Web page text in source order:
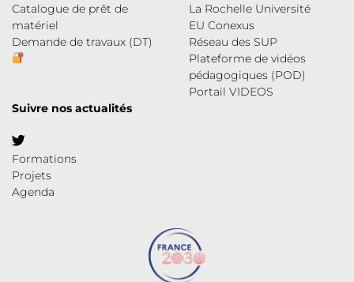
Catalogue de prêt de
matériel
Demande de travaux (DT)
La Rochelle Université
EU Conexus
Réseau des SUP
Plateforme de vidéos
pédagogiques (POD)
Portail VIDEOS
Suivre nos actualités
Formations
Projets
Agenda